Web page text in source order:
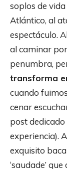
soplos de
Atlántico, al
espectáculo.
al caminar
penumbra,
transforma
cuando
cenar
post dedicado
experiencia).
exquisito
‘saudade’